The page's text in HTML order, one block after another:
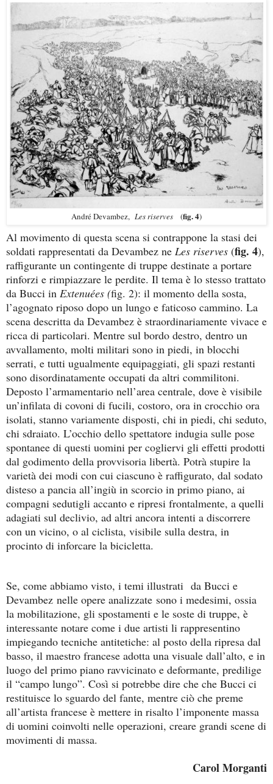
André Devambez, Les riserves (fig. 4)
Al movimento di questa scena si contrappone la stasi dei
soldati rappresentati da Devambez ne Les riserves (fig. 4),
raffigurante un contingente di truppe destinate a portare
rinforzi e rimpiazzare le perdite. Il tema è lo stesso trattato
da Bucci in Extenuées (fig. 2): il momento della sosta,
l’agognato riposo dopo un lungo e faticoso cammino. La
scena descritta da Devambez è straordinariamente vivace e
ricca di particolari. Mentre sul bordo destro, dentro un
avvallamento, molti militari sono in piedi, in blocchi
serrati, e tutti ugualmente equipaggiati, gli spazi restanti
sono disordinatamente occupati da altri commilitoni.
Deposto l’armamentario nell’area centrale, dove è visibile
un’infilata di covoni di fucili, costoro, ora in crocchio ora
isolati, stanno variamente disposti, chi in piedi, chi seduto,
chi sdraiato. L’occhio dello spettatore indugia sulle pose
spontanee di questi uomini per cogliervi gli effetti prodotti
dal godimento della provvisoria libertà. Potrà stupire la
varietà dei modi con cui ciascuno è raffigurato, dal sodato
disteso a pancia all’ingiù in scorcio in primo piano, ai
compagni sedutigli accanto e ripresi frontalmente, a quelli
adagiati sul declivio, ad altri ancora intenti a discorrere
con un vicino, o al ciclista, visibile sulla destra, in
procinto di inforcare la bicicletta.
Se, come abbiamo visto, i temi illustrati da Bucci e
Devambez nelle opere analizzate sono i medesimi, ossia
la mobilitazione, gli spostamenti e le soste di truppe, è
interessante notare come i due artisti li rappresentino
impiegando tecniche antitetiche: al posto della ripresa dal
basso, il maestro francese adotta una visuale dall’alto, e in
luogo del primo piano ravvicinato e deformante, predilige
il “campo lungo”. Così si potrebbe dire che che Bucci ci
restituisce lo sguardo del fante, mentre ciò che preme
all’artista francese è mettere in risalto l’imponente massa
di uomini coinvolti nelle operazioni, creare grandi scene di
movimenti di massa.
Carol Morganti